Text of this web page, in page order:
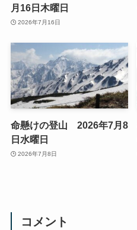
月16日木曜日
2026年7月16日
命懸けの登山 2026年7月8
日水曜日
2026年7月8日
コメント